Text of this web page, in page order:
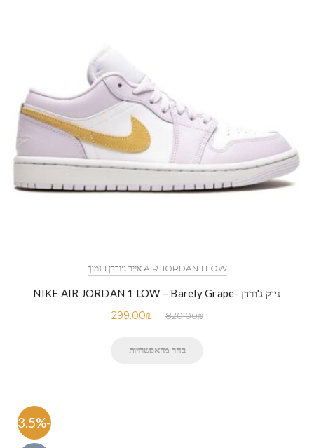
AIR JORDAN 1 LOW אייר ג'ורדן 1 נמוך
נייק ג'ורדן -NIKE AIR JORDAN 1 LOW – Barely Grape
820.00₪
299.00₪
בחר מהאפשרויות
-63.5%